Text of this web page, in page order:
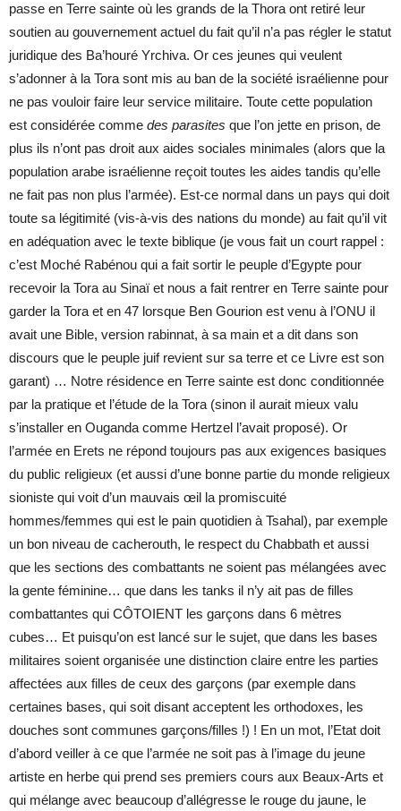
passe en Terre sainte où les grands de la Thora ont retiré leur
soutien au gouvernement actuel du fait qu’il n’a pas régler le statut
juridique des Ba’houré Yrchiva. Or ces jeunes qui veulent
s’adonner à la Tora sont mis au ban de la société israélienne pour
ne pas vouloir faire leur service militaire. Toute cette population
est considérée comme des parasites que l’on jette en prison, de
plus ils n’ont pas droit aux aides sociales minimales (alors que la
population arabe israélienne reçoit toutes les aides tandis qu’elle
ne fait pas non plus l’armée). Est-ce normal dans un pays qui doit
toute sa légitimité (vis-à-vis des nations du monde) au fait qu’il vit
en adéquation avec le texte biblique (je vous fait un court rappel :
c’est Moché Rabénou qui a fait sortir le peuple d’Egypte pour
recevoir la Tora au Sinaï et nous a fait rentrer en Terre sainte pour
garder la Tora et en 47 lorsque Ben Gourion est venu à l’ONU il
avait une Bible, version rabinnat, à sa main et a dit dans son
discours que le peuple juif revient sur sa terre et ce Livre est son
garant) … Notre résidence en Terre sainte est donc conditionnée
par la pratique et l’étude de la Tora (sinon il aurait mieux valu
s’installer en Ouganda comme Hertzel l’avait proposé). Or
l’armée en Erets ne répond toujours pas aux exigences basiques
du public religieux (et aussi d’une bonne partie du monde religieux
sioniste qui voit d’un mauvais œil la promiscuité
hommes/femmes qui est le pain quotidien à Tsahal), par exemple
un bon niveau de cacherouth, le respect du Chabbath et aussi
que les sections des combattants ne soient pas mélangées avec
la gente féminine… que dans les tanks il n’y ait pas de filles
combattantes qui CÔTOIENT les garçons dans 6 mètres
cubes… Et puisqu’on est lancé sur le sujet, que dans les bases
militaires soient organisée une distinction claire entre les parties
affectées aux filles de ceux des garçons (par exemple dans
certaines bases, qui soit disant acceptent les orthodoxes, les
douches sont communes garçons/filles !) ! En un mot, l’Etat doit
d’abord veiller à ce que l’armée ne soit pas à l’image du jeune
artiste en herbe qui prend ses premiers cours aux Beaux-Arts et
qui mélange avec beaucoup d’allégresse le rouge du jaune, le